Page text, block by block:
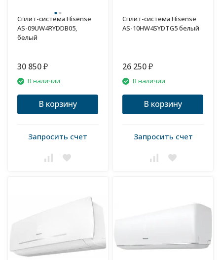
Сплит-система Hisense
AS-09UW4RYDDB05,
белый
30 850 ₽
В наличии
В корзину
Запросить счет
Сплит-система Hisense
AS-10HW4SYDTG5 белый
26 250 ₽
В наличии
В корзину
Запросить счет